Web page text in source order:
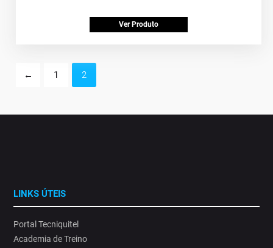
Ver Produto
← 1 2
LINKS ÚTEIS
Portal Tecniquitel
Academia de Treino